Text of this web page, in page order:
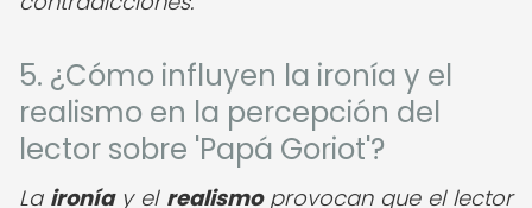
5. ¿Cómo influyen la ironía y el
realismo en la percepción del
lector sobre 'Papá Goriot'?
La ironíay el realismoprovocan que el lector